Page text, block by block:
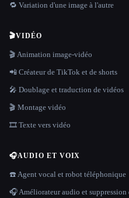
🔁 Variation d'une image à l'autre
🎬VIDÉO
🎬 Animation image-vidéo
📲 Créateur de TikTok et de shorts
🎤 Doublage et traduction de vidéos
🎬 Montage vidéo
🎞️ Texte vers vidéo
🎧AUDIO ET VOIX
☎️ Agent vocal et robot téléphonique
🎧 Améliorateur audio et